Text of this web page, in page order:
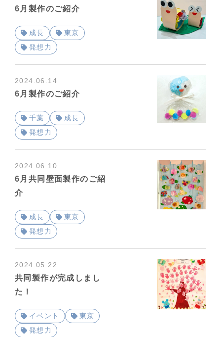
6月製作のご紹介
成長
東京
発想力
2024.06.14
6月製作のご紹介
千葉
成長
発想力
2024.06.10
6月共同壁面製作のご紹
介
成長
東京
発想力
2024.05.22
共同製作が完成しまし
た！
イベント
東京
発想力